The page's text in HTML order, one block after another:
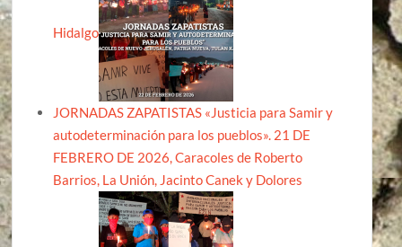
Hidalgo
JORNADAS ZAPATISTAS «Justicia para Samir y
autodeterminación para los pueblos». 21 DE
FEBRERO DE 2026, Caracoles de Roberto
Barrios, La Unión, Jacinto Canek y Dolores